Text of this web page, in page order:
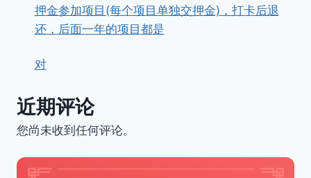
押金参加项目(每个项目单独交押金)，打卡后退
还，后面一年的项目都是
对
近期评论
您尚未收到任何评论。